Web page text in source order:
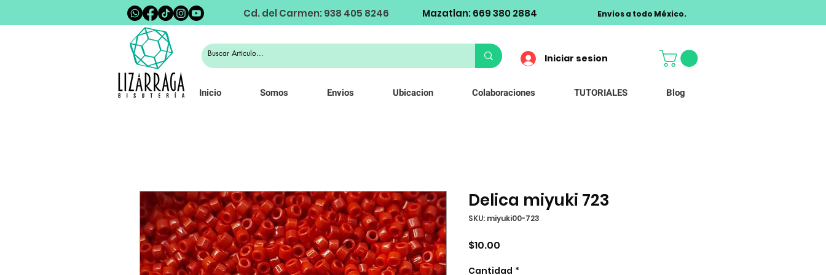
Cd. del Carmen: 938 405 8246 Mazatlan: 669 380 2884 Envios a todo México.
Iniciar sesion
Inicio Somos Envios Ubicacion Colaboraciones TUTORIALES Blog
Delica miyuki 723
SKU: miyuki00-723
$10.00
Cantidad *